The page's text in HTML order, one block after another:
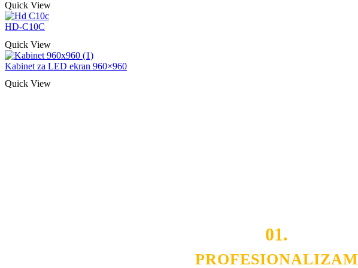
Quick View
HD-C10C
Quick View
Kabinet za LED ekran 960×960
Quick View
01.
PROFESIONALIZAM